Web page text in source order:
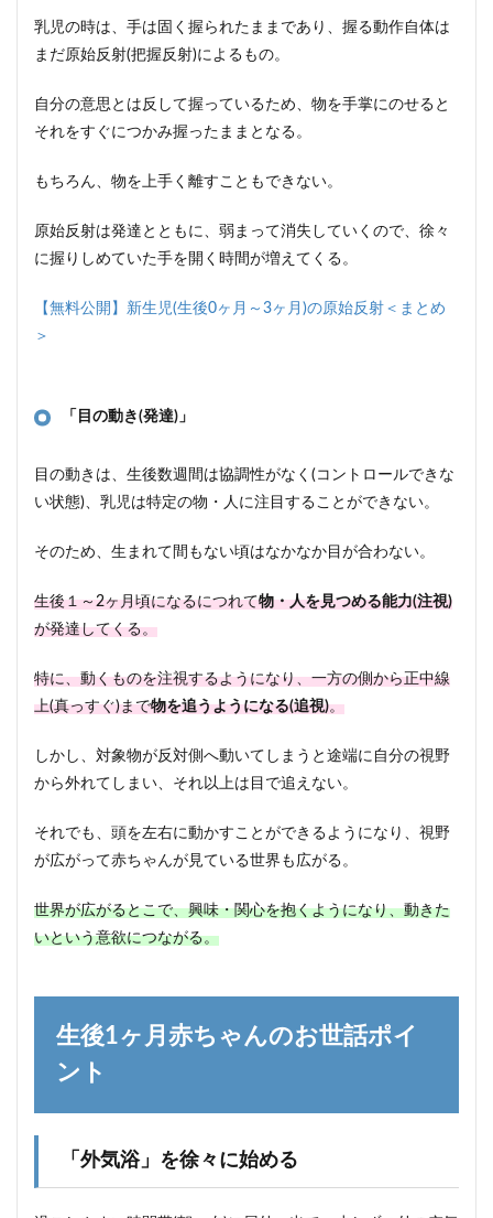
乳児の時は、手は固く握られたままであり、握る動作自体は
まだ原始反射(把握反射)によるもの。
自分の意思とは反して握っているため、物を手掌にのせると
それをすぐにつかみ握ったままとなる。
もちろん、物を上手く離すこともできない。
原始反射は発達とともに、弱まって消失していくので、徐々
に握りしめていた手を開く時間が増えてくる。
【無料公開】新生児(生後0ヶ月～3ヶ月)の原始反射＜まとめ
＞
「目の動き(発達)」
目の動きは、生後数週間は協調性がなく(コントロールできな
い状態)、乳児は特定の物・人に注目することができない。
そのため、生まれて間もない頃はなかなか目が合わない。
生後１～2ヶ月頃になるにつれて物・人を見つめる能力(注視)
が発達してくる。
特に、動くものを注視するようになり、一方の側から正中線
上(真っすぐ)まで物を追うようになる(追視)。
しかし、対象物が反対側へ動いてしまうと途端に自分の視野
から外れてしまい、それ以上は目で追えない。
それでも、頭を左右に動かすことができるようになり、視野
が広がって赤ちゃんが見ている世界も広がる。
世界が広がるとこで、興味・関心を抱くようになり、動きた
いという意欲につながる。
生後1ヶ月赤ちゃんのお世話ポイ
ント
「外気浴」を徐々に始める